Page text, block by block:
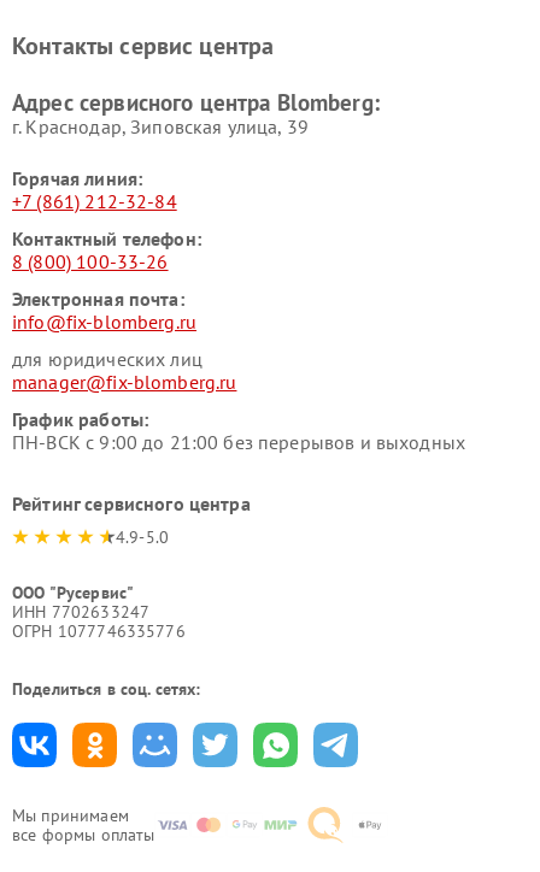
Мы принимаем
все формы оплаты
Контакты сервис центра
Адрес сервисного центра Blomberg:
г. Краснодар, Зиповская улица, 39
Горячая линия:
+7 (861) 212-32-84
Контактный телефон:
8 (800) 100-33-26
Электронная почта:
info@fix-blomberg.ru
для юридических лиц
manager@fix-blomberg.ru
График работы:
ПН-ВСК с 9:00 до 21:00 без перерывов и выходных
Рейтинг сервисного центра
4.9-5.0
ООО "Русервис"
ИНН 7702633247
ОГРН 1077746335776
Поделиться в соц. сетях: